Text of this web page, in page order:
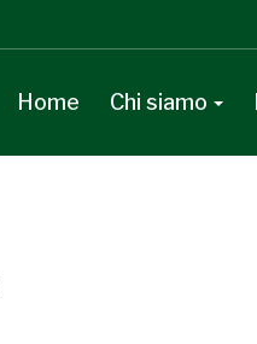
Home Chi siamo